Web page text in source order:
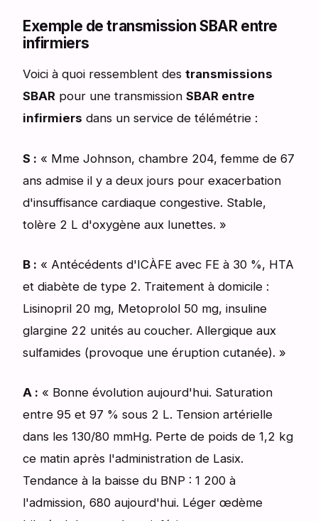
Exemple de transmission SBAR entre
infirmiers
Voici à quoi ressemblent des transmissions
SBAR pour une transmission SBAR entre
infirmiers dans un service de télémétrie :
S : « Mme Johnson, chambre 204, femme de 67
ans admise il y a deux jours pour exacerbation
d'insuffisance cardiaque congestive. Stable,
tolère 2 L d'oxygène aux lunettes. »
B : « Antécédents d'ICÀFE avec FE à 30 %, HTA
et diabète de type 2. Traitement à domicile :
Lisinopril 20 mg, Metoprolol 50 mg, insuline
glargine 22 unités au coucher. Allergique aux
sulfamides (provoque une éruption cutanée). »
A : « Bonne évolution aujourd'hui. Saturation
entre 95 et 97 % sous 2 L. Tension artérielle
dans les 130/80 mmHg. Perte de poids de 1,2 kg
ce matin après l'administration de Lasix.
Tendance à la baisse du BNP : 1 200 à
l'admission, 680 aujourd'hui. Léger œdème